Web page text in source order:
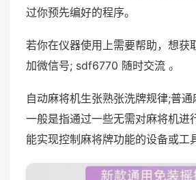
过你预先编好的程序。
若你在仪器使用上需要帮助，想获
加微信号; sdf6770 随时交流 。
自动麻将机生张熟张洗牌规律;普
一般是指通过一些无需对麻将机进
能实现控制麻将牌功能的设备或工